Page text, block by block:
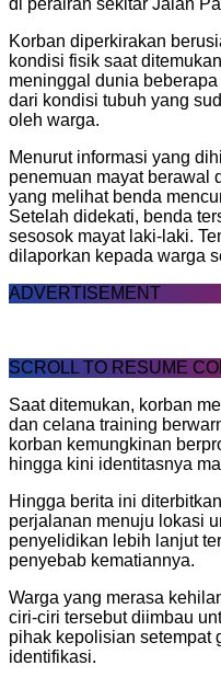
Korban diperkirakan
kondisi fisik saat
meninggal dunia
dari kondisi tubuh yang
oleh warga.
Menurut informasi yang
penemuan mayat berawal
yang melihat benda
Setelah didekati, benda
sesosok mayat laki-laki.
dilaporkan kepada warga
ADVERTISEMENT
SCROLL TO RESUME
Saat ditemukan, korban
dan celana training
korban kemungkinan
hingga kini identitasnya
Hingga berita ini
perjalanan menuju lokasi
penyelidikan lebih lanjut
penyebab kematiannya.
Warga yang merasa
ciri-ciri tersebut diimbau
pihak kepolisian setempat
identifikasi.